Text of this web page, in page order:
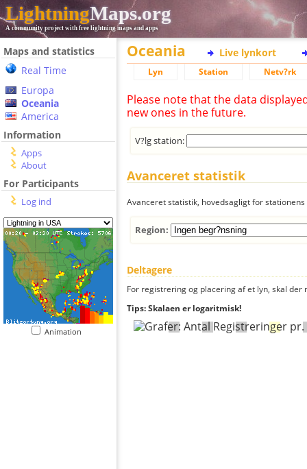
LightningMaps.org
A community project with free lightning maps and apps
Maps and statistics
Real Time
Europa
Oceania
America
Information
Apps
About
For Participants
Log ind
Animation
Oceania Live lynkort
Lyn Station Netv?rk
Please note that the data
new ones in the future.
V?lg station:
Avanceret statistik
Avanceret statistik, hovedsagligt for
Region:
Deltagere
For registrering og placering af et lyn, skal
Tips: Skalaen er logaritmisk!